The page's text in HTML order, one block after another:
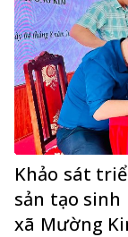
Khảo sát
sản tạo sinh
xã Mường